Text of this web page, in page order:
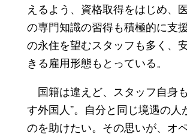
えるよう、資格取得をはじめ、
の専門知識の習得も積極的に支
の永住を望むスタッフも多く、
きる雇用形態もとっている。
国籍は違えど、スタッフ自身
す外国人”。自分と同じ境遇の人
のを助けたい。その思いが、オ